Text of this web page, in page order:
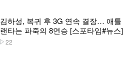
김하성, 복귀 후 3G 연속 결장… 애틀
랜타는 파죽의 8연승 [스포타임#뉴스]
22